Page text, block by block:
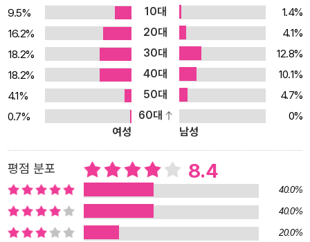
정신과 의사인 폴 발렌트는 《누구나 10초 안에 살인자가 될 수 있다
(생각연구소 刊)》(원제:In Two Minds)를 통해 평범한 일상 이면에
숨겨진 인간의 고통스런 내면을 들여다본다. 40년간 트라우마 환자
들을 상담한 수천 건의 임상자료를 토대로 어디서도 찾아볼 수 없는
생생한 사례들을 제시하며 정신적 상처에 힘겨워하는 인간의 모습과
놀라운 치유의 과정을 보여준다. 호주 최초의 트라우마 연구자이기도
한 저자는 트라우마로 인한 신체적, 심리적, 사회적 증상들이 우리를
끊임없이 공격하고 있다고 강조하며 다친 마음으로 인해 몸이 아프거
나, 우울증, 자살충동 등에 시달리거나 누군가를 공격하는 일들이 생
길 수 있다고 이야기한다. 특히 각종 스트레스에 노출되어 있으면서
도 정신적 상처에 무감각한 현대인들에게 트라우마에 대한 이해는 필
수라고 환기시키며 “그 무엇보다 삶에 크고 강렬한 영향을 미치는 트
9.5% 10대
1.4%
16.2%
20대
4.1%
18.2%
30대
12.8%
18.2%
40대
10.1%
4.1%
50대
4.7%
0.7%
60대
0%
여성
남성
평점 분포 8.4
40.0%
40.0%
20.0%